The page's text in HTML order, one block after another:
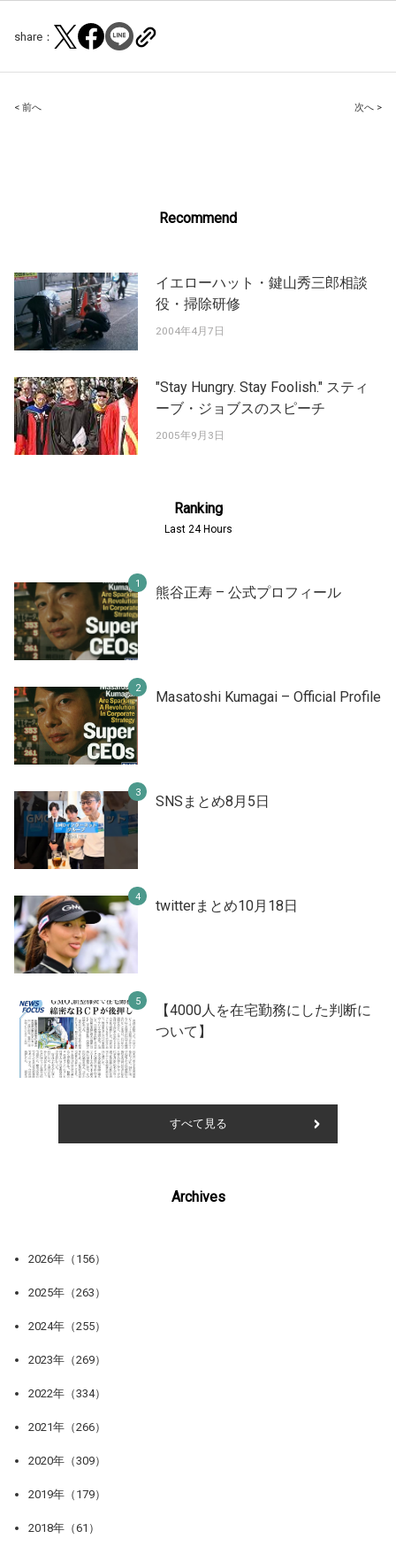
share：
Post
< 前へ 次へ >
Recommend
イエローハット・鍵山秀三郎相談
役・掃除研修
2004年4月7日
"Stay Hungry. Stay Foolish." スティ
ーブ・ジョブスのスピーチ
2005年9月3日
Ranking
Last 24 Hours
熊谷正寿 – 公式プロフィール
Masatoshi Kumagai – Official Profile
SNSまとめ8月5日
twitterまとめ10月18日
【4000人を在宅勤務にした判断に
ついて】
すべて見る
Archives
2026年（156）
2025年（263）
2024年（255）
2023年（269）
2022年（334）
2021年（266）
2020年（309）
2019年（179）
2018年（61）